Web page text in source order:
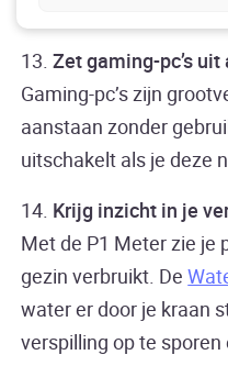
13.Zet gaming-pc’s
Gaming-pc’s zijn
aanstaan zonder
uitschakelt als je deze
14. Krijg inzicht in je
Met de P1 Meter zie je
gezin verbruikt. De
water er door je kraan
verspilling op te sporen